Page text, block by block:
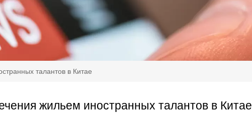
талантов в Китае
жильем иностранных талантов в Китае